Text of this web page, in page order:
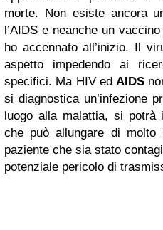
morte. Non esiste ancora
l’AIDS e neanche un
ho accennato all’inizio. Il
aspetto impedendo ai
specifici. Ma HIV ed AIDS
si diagnostica un’infezione
luogo alla malattia, si potrà
che può allungare di
paziente che sia stato
potenziale pericolo di